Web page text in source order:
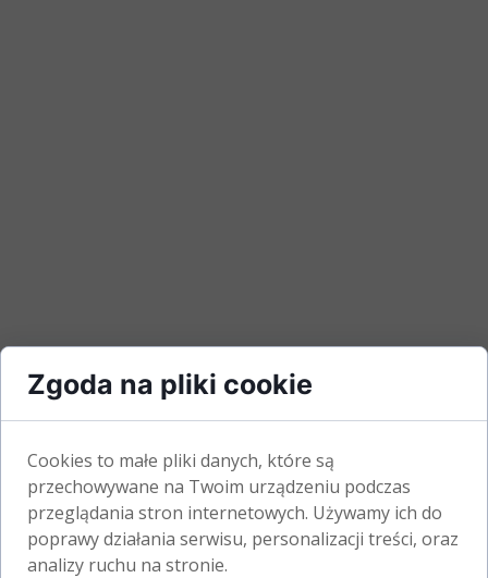
Zgoda na pliki cookie
Cookies to małe pliki danych, które są
przechowywane na Twoim urządzeniu podczas
przeglądania stron internetowych. Używamy ich do
poprawy działania serwisu, personalizacji treści, oraz
analizy ruchu na stronie.